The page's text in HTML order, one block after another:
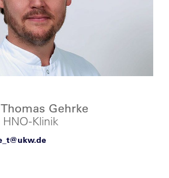
Gehrke
Klinik